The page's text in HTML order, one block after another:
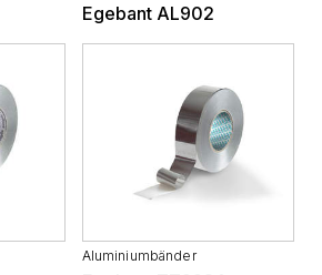
Egebant AL902
Aluminiumbänder